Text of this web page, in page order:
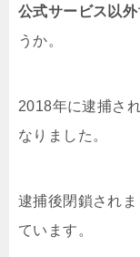
公式サービス以外
うか。
2018年に逮捕さ
なりました。
逮捕後閉鎖され
ています。